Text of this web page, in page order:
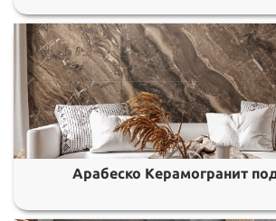
Арабеско Керамогранит